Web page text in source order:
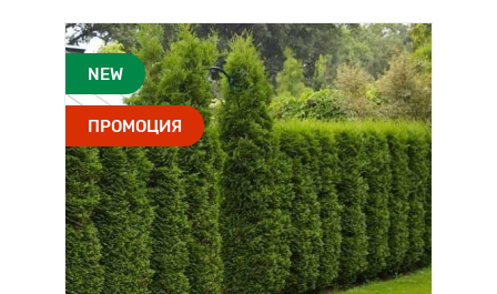
NEW
ПРОМОЦИЯ